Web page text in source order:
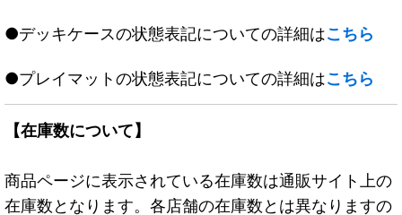
●デッキケースの状態表記についての詳細はこちら
●プレイマットの状態表記についての詳細はこちら
【在庫数について】
商品ページに表示されている在庫数は通販サイト上の
在庫数となります。各店舗の在庫数とは異なりますの